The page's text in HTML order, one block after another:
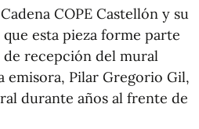
COPE Castellón y su
esta pieza forme parte
recepción del mural
emisora, Pilar Gregorio Gil,
durante años al frente de